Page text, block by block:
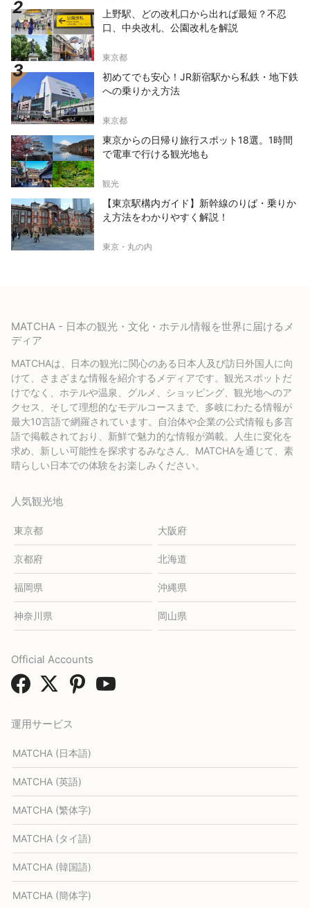
上野駅、どの改札口から出れば最短？不忍
口、中央改札、公園改札を解説
東京都
初めてでも安心！JR新宿駅から私鉄・地下鉄
への乗りかえ方法
東京都
東京からの日帰り旅行スポット18選。1時間
で電車で行ける観光地も
観光
【東京駅構内ガイド】新幹線のりば・乗りか
え方法をわかりやすく解説！
東京・丸の内
MATCHA - 日本の観光・文化・ホテル情報を世界に届けるメ
ディア
MATCHAは、日本の観光に関心のある日本人及び訪日外国人に向
けて、さまざまな情報を紹介するメディアです。観光スポットだ
けでなく、ホテルや温泉、グルメ、ショッピング、観光地へのア
クセス、そして理想的なモデルコースまで、多岐にわたる情報が
最大10言語で網羅されています。自治体や企業の公式情報も多言
語で掲載されており、新鮮で魅力的な情報が満載。人生に変化を
求め、新しい可能性を探求するみなさん、MATCHAを通じて、素
晴らしい日本での体験をお楽しみください。
人気観光地
東京都 大阪府
京都府 北海道
福岡県 沖縄県
神奈川県 岡山県
運用サービス
MATCHA (日本語)
MATCHA (英語)
MATCHA (繁体字)
MATCHA (タイ語)
MATCHA (韓国語)
MATCHA (簡体字)
Official Accounts